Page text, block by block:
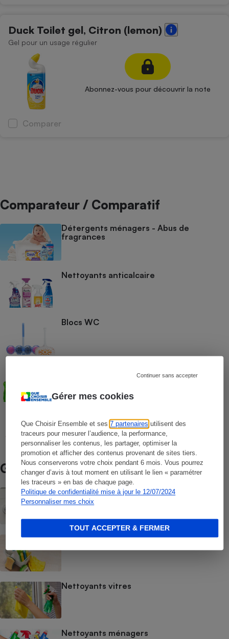
Gérer mes cookies
Que Choisir Ensemble et ses7 partenaires utilisent des
traceurs pour mesurer l’audience, la performance,
personnaliser les contenus, les partager, optimiser la
promotion et afficher des contenus provenant de sites tiers.
Nous conserverons votre choix pendant 6 mois. Vous pourrez
changer d’avis à tout moment en utilisant le lien « paramétrer
les traceurs » en bas de chaque page.
Politique de confidentialité mise à jour le 12/07/2024
Personnaliser mes choix
Continuer sans accepter
TOUT ACCEPTER & FERMER
Duck Toilet gel, Citron (lemon)
Gel pour un usage régulier
Abonnez-vous pour découvrir la note
Comparer
Comparateur / Comparatif
Détergents ménagers - Abus de
fragrances
Nettoyants anticalcaire
Blocs WC
Nettoyants ménagers en spray
Guide d’achat
Nettoyants anticalcaire
Nettoyants multi-usages
Nettoyants vitres
Nettoyants ménagers